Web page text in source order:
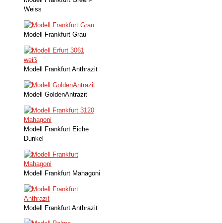
Weiss
Modell Frankfurt Grau
Modell Frankfurt Anthrazit
Modell GoldenAntrazit
Modell Frankfurt Eiche
Dunkel
Modell Frankfurt Mahagoni
Modell Frankfurt Anthrazit